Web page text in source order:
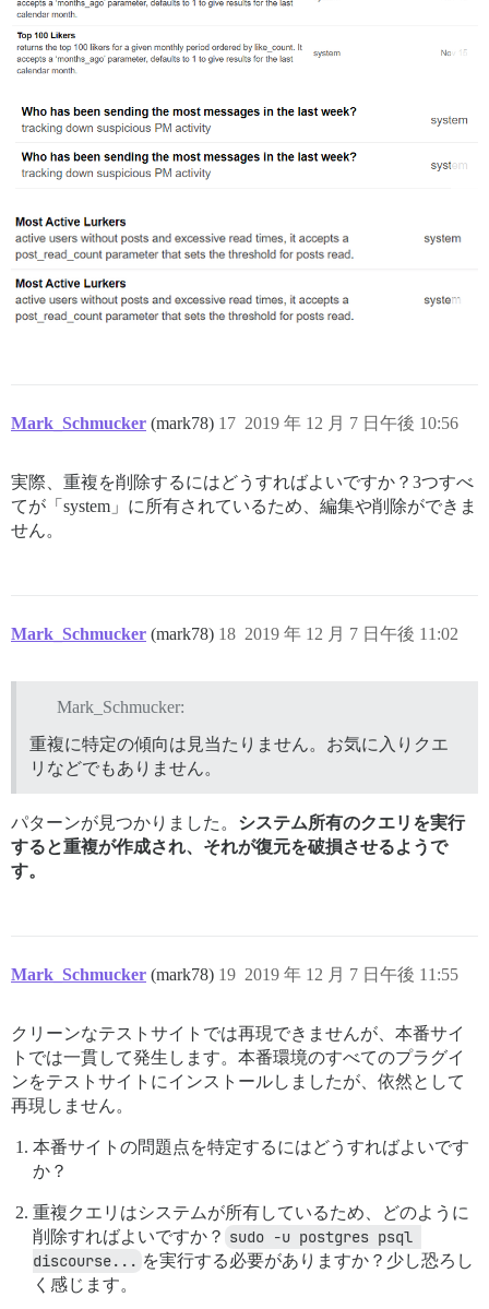
Mark_Schmucker (mark78) 2019 年 12 月 7 日午後 10:56
17
実際、重複を削除するにはどうすればよいですか？3つすべ
てが「system」に所有されているため、編集や削除ができま
せん。
Mark_Schmucker (mark78) 2019 年 12 月 7 日午後 11:02
18
Mark_Schmucker:
重複に特定の傾向は見当たりません。お気に入りクエ
リなどでもありません。
パターンが見つかりました。 システム所有のクエリを実行
すると重複が作成され、それが復元を破損させるようで
す。
Mark_Schmucker (mark78) 2019 年 12 月 7 日午後 11:55
19
クリーンなテストサイトでは再現できませんが、本番サイ
トでは一貫して発生します。本番環境のすべてのプラグイ
ンをテストサイトにインストールしましたが、依然として
再現しません。
本番サイトの問題点を特定するにはどうすればよいです
か？
重複クエリはシステムが所有しているため、どのように
削除すればよいですか？ sudo -u postgres psql
discourse... を実行する必要がありますか？少し恐ろし
く感じます。